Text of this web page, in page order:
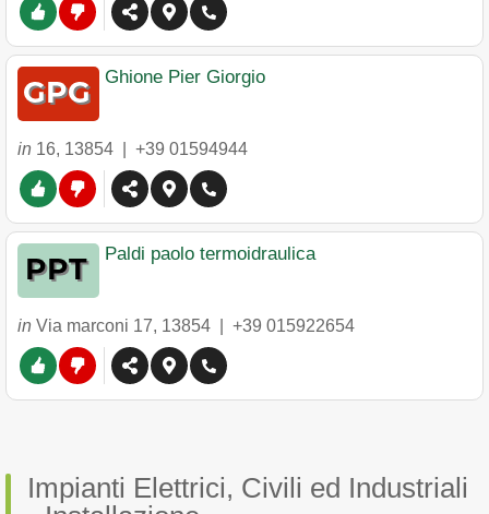
Ghione Pier Giorgio
in 16, 13854 +39 01594944
Paldi paolo termoidraulica
in Via marconi 17, 13854 +39 015922654
Impianti Elettrici, Civili ed Industriali